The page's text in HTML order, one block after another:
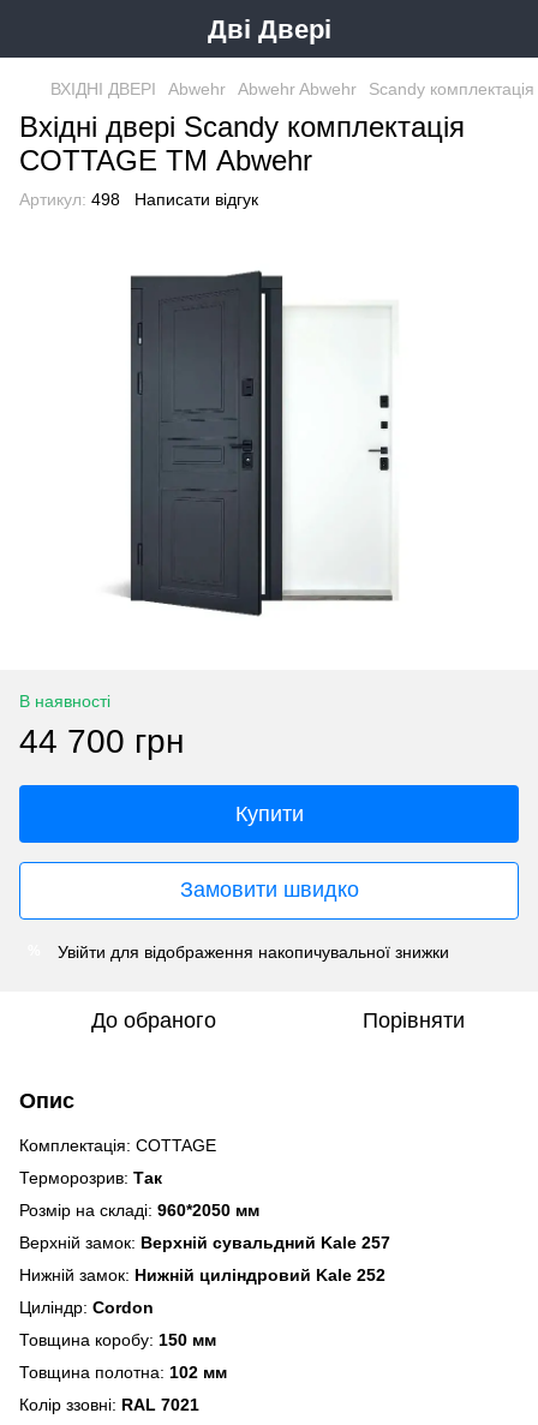
Дві Двері
ВХІДНІ ДВЕРІ Abwehr Abwehr Abwehr Scandy
Вхідні двері Scandy комплектація
COTTAGE ТМ Abwehr
Артикул: 498 Написати відгук
В наявності
44 700 грн
Купити
Замовити швидко
Увійти для відображення накопичувальної знижки
До обраного Порівняти
Опис
Комплектація: COTTAGE
Терморозрив: Так
Розмір на складі: 960*2050 мм
Верхній замок: Верхній сувальдний Kale 257
Нижній замок: Нижній циліндровий Kale 252
Циліндр: Cordon
Товщина коробу: 150 мм
Товщина полотна: 102 мм
Колір ззовні: RAL 7021